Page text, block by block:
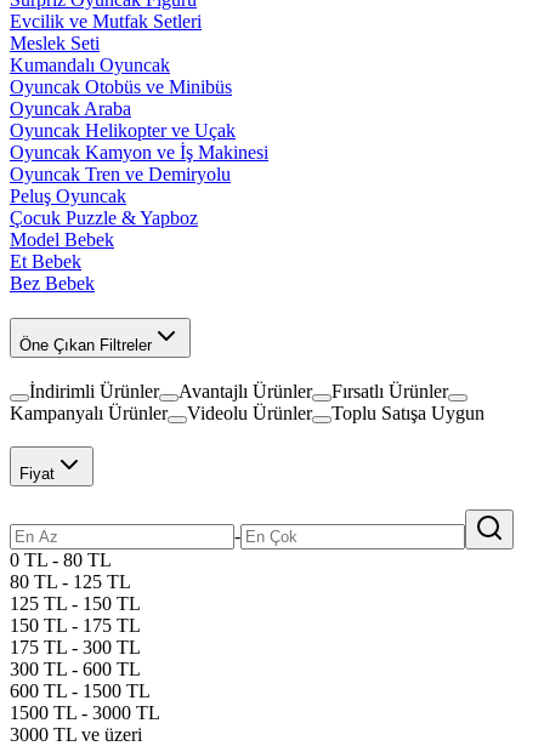
Evcilik ve Mutfak Setleri
Meslek Seti
Kumandalı Oyuncak
Oyuncak Otobüs ve Minibüs
Oyuncak Araba
Oyuncak Helikopter ve Uçak
Oyuncak Kamyon ve İş Makinesi
Oyuncak Tren ve Demiryolu
Peluş Oyuncak
Çocuk Puzzle & Yapboz
Model Bebek
Et Bebek
Bez Bebek
Öne Çıkan Filtreler
İndirimli Ürünler Avantajlı Ürünler
Fırsatlı Ürünler
Kampanyalı Ürünler
Videolu Ürünler Toplu Satışa Uygun
Fiyat
-
0 TL - 80 TL
80 TL - 125 TL
125 TL - 150 TL
150 TL - 175 TL
175 TL - 300 TL
300 TL - 600 TL
600 TL - 1500 TL
1500 TL - 3000 TL
3000 TL ve üzeri